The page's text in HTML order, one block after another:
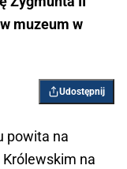
muzeum w
Udostępnij
powita na
na